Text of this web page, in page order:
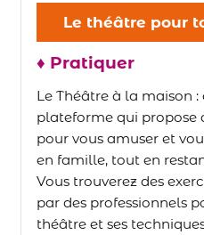
Le théâtre pour
♦ Pratiquer
Le Théâtre à la maison
plateforme qui propose
pour vous amuser et
en famille, tout en
Vous trouverez des
par des professionnels
théâtre et ses